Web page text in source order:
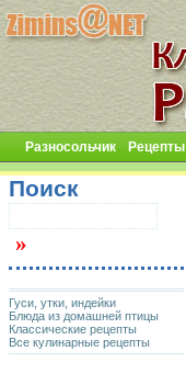
Разносольчик Рецепты
Поиск
Гуси, утки, индейки
Блюда из домашней птицы
Классические рецепты
Все кулинарные рецепты